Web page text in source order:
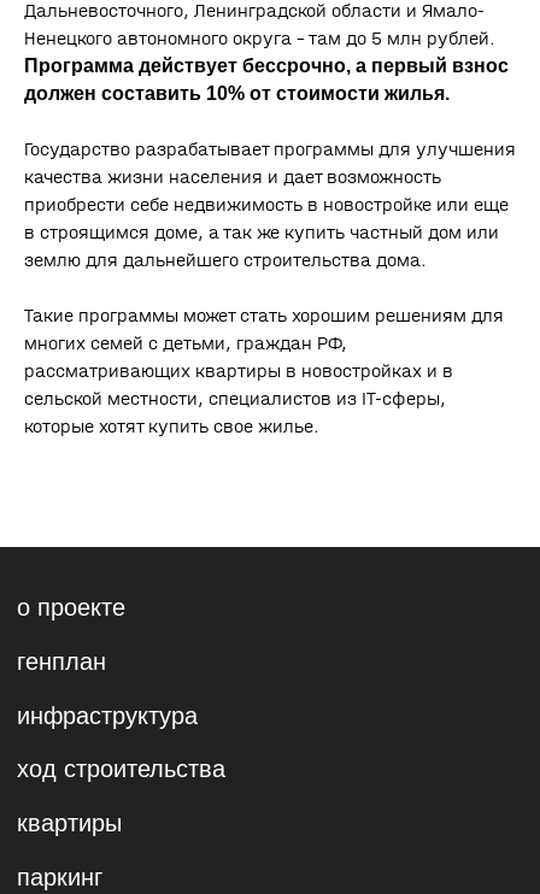
Дальневосточного, Ленинградской области и Ямало-
Ненецкого автономного округа – там до 5 млн рублей.
Программа действует бессрочно, а первый взнос
должен составить 10% от стоимости жилья.
Государство разрабатывает программы для улучшения
качества жизни населения и дает возможность
приобрести себе недвижимость в новостройке или еще
в строящимся доме, а так же купить частный дом или
землю для дальнейшего строительства дома.
Такие программы может стать хорошим решениям для
многих семей с детьми, граждан РФ,
рассматривающих квартиры в новостройках и в
сельской местности, специалистов из IT-сферы,
которые хотят купить свое жилье.